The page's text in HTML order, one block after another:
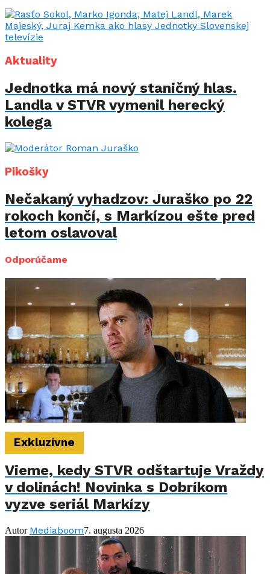
Aktuality
Jednotka má nový staničný hlas.
Landla v STVR vymenil herecký
kolega
Pikošky
Nečakaný vyhadzov: Juraško po 22
rokoch končí, s Markízou ešte pred
letom oslavoval
Odporúčame
Exkluzívne
Vieme, kedy STVR odštartuje Vraždy
v dolinách! Novinka s Dobríkom
vyzve seriál Markízy
Autor Mediaboom7. augusta 2026